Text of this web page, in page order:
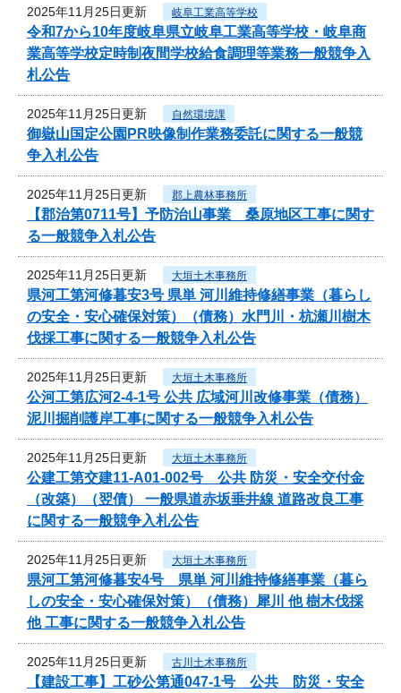
2025年11月25日更新 岐阜工業高等学校
令和7から10年度岐阜県立岐阜工業高等学校・岐阜商
業高等学校定時制夜間学校給食調理等業務一般競争入
札公告
2025年11月25日更新 自然環境課
御嶽山国定公園PR映像制作業務委託に関する一般競
争入札公告
2025年11月25日更新 郡上農林事務所
【郡治第0711号】予防治山事業 桑原地区工事に関す
る一般競争入札公告
2025年11月25日更新 大垣土木事務所
県河工第河修暮安3号 県単 河川維持修繕事業（暮らし
の安全・安心確保対策）（債務）水門川・杭瀬川樹木
伐採工事に関する一般競争入札公告
2025年11月25日更新 大垣土木事務所
公河工第広河2-4-1号 公共 広域河川改修事業（債務）
泥川掘削護岸工事に関する一般競争入札公告
2025年11月25日更新 大垣土木事務所
公建工第交建11-A01-002号 公共 防災・安全交付金
（改築）（翌債） 一般県道赤坂垂井線 道路改良工事
に関する一般競争入札公告
2025年11月25日更新 大垣土木事務所
県河工第河修暮安4号 県単 河川維持修繕事業（暮ら
しの安全・安心確保対策）（債務）犀川 他 樹木伐採
他 工事に関する一般競争入札公告
2025年11月25日更新 古川土木事務所
【建設工事】工砂公第通047-1号 公共 防災・安全